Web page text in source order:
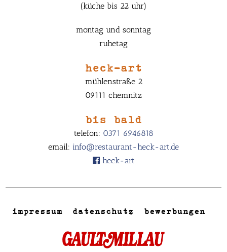
(küche bis 22 uhr)
montag und sonntag
ruhetag
heck-art
mühlenstraße 2
09111 chemnitz
bis bald
telefon: 0371 6946818
email: info@restaurant-heck-art.de
heck-art
impressum datenschutz bewerbungen